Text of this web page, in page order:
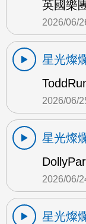
英國樂
2026/06/
星光燦
2026/06/
星光燦
2026/06/
星光燦